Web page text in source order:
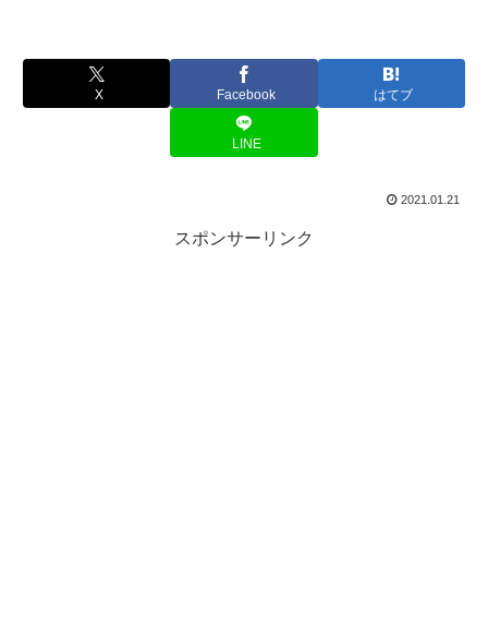
X Facebook はてブ
LINE
2021.01.21
スポンサーリンク